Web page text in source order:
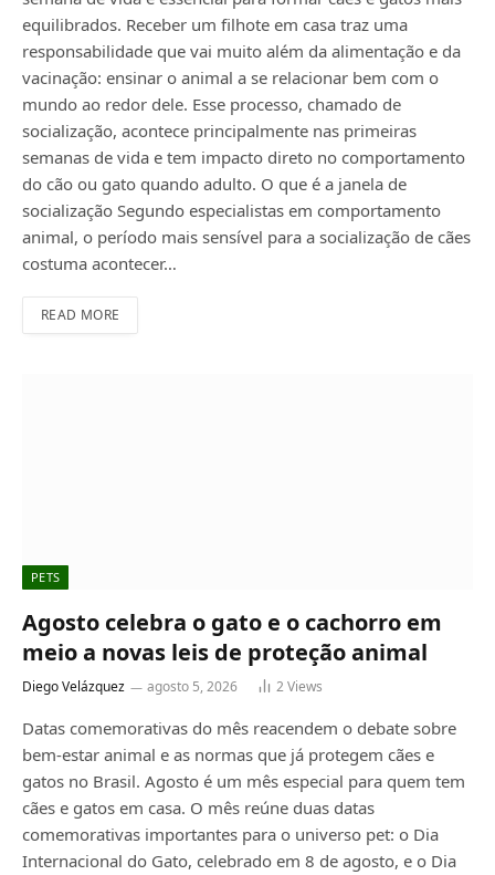
equilibrados. Receber um filhote em casa traz uma
responsabilidade que vai muito além da alimentação e da
vacinação: ensinar o animal a se relacionar bem com o
mundo ao redor dele. Esse processo, chamado de
socialização, acontece principalmente nas primeiras
semanas de vida e tem impacto direto no comportamento
do cão ou gato quando adulto. O que é a janela de
socialização Segundo especialistas em comportamento
animal, o período mais sensível para a socialização de cães
costuma acontecer…
READ MORE
PETS
Agosto celebra o gato e o cachorro em
meio a novas leis de proteção animal
Diego Velázquez agosto 5, 2026 2Views
Datas comemorativas do mês reacendem o debate sobre
bem-estar animal e as normas que já protegem cães e
gatos no Brasil. Agosto é um mês especial para quem tem
cães e gatos em casa. O mês reúne duas datas
comemorativas importantes para o universo pet: o Dia
Internacional do Gato, celebrado em 8 de agosto, e o Dia